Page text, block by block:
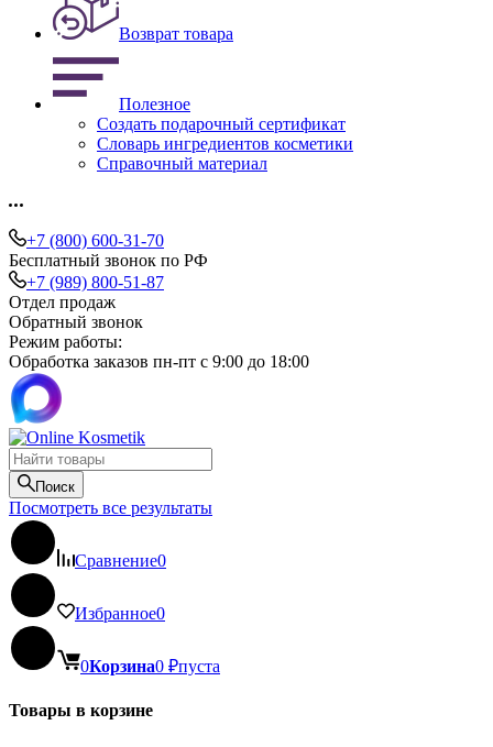
Возврат товара
Полезное
Создать подарочный сертификат
Словарь ингредиентов косметики
Справочный материал
+7 (800) 600-31-70
Бесплатный звонок по РФ
+7 (989) 800-51-87
Отдел продаж
Обратный звонок
Режим работы:
Обработка заказов пн-пт с 9:00 до 18:00
Поиск
Посмотреть все результаты
Сравнение0
Избранное0
0Корзина0 ₽пуста
Товары в корзине